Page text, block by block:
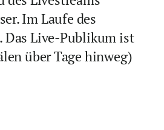
Im Laufe des
Das Live-Publikum ist
über Tage hinweg)